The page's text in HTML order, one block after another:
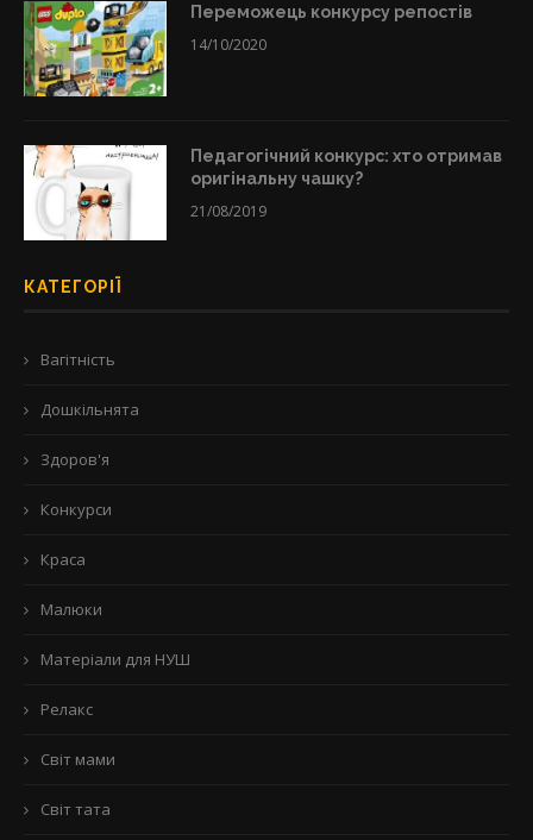
Переможець конкурсу репостів
14/10/2020
Педагогічний конкурс: хто отримав
оригінальну чашку?
21/08/2019
КАТЕГОРІЇ
Вагітність
Дошкільнята
Здоров'я
Конкурси
Краса
Малюки
Матеріали для НУШ
Релакс
Світ мами
Світ тата